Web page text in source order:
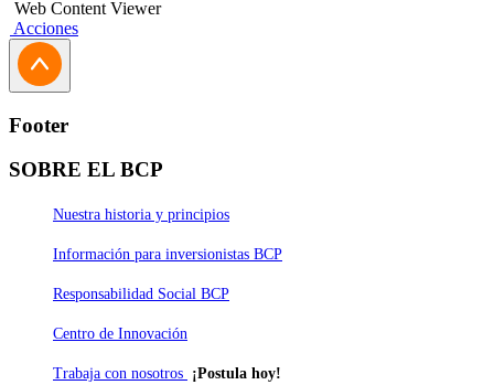
Web Content Viewer
Acciones
Footer
SOBRE EL BCP
Nuestra historia y principios
Información para inversionistas BCP
Responsabilidad Social BCP
Centro de Innovación
Trabaja con nosotros ¡Postula hoy!